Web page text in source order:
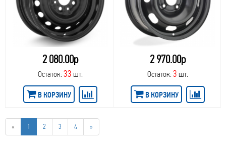
2 080.00р
Остаток: 33 шт.
В КОРЗИНУ
2 970.00р
Остаток:3 шт.
В КОРЗИНУ
« 1 2 3 4 »